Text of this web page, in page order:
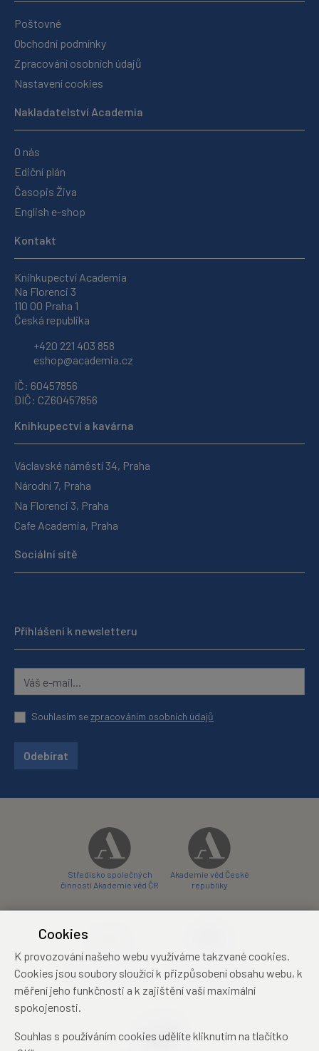
Poštovné
Obchodní podmínky
Zpracování osobních údajů
Nastavení cookies
Nakladatelství Academia
O nás
Ediční plán
Časopis Živa
English e-shop
Kontakt
Knihkupectví Academia
Na Florenci 3
110 00 Praha 1
Česká republika
+420 221 403 858
eshop@academia.cz
IČ: 60457856
DIČ: CZ60457856
Knihkupectví a kavárna
Václavské náměstí 34, Praha
Národní 7, Praha
Na Florenci 3, Praha
Cafe Academia, Praha
Sociální sítě
Přihlášení k newsletteru
Souhlasím sezpracováním osobních údajů
Odebírat
Středisko společných
činností Akademie věd ČR
Akademie věd České
republiky
konferenční centrum
Zámecký hotel Třešť
konferenční centrum
Cookies
K provozování našeho webu využíváme takzvané cookies.
Cookies jsou soubory sloužící k přizpůsobení obsahu webu, k
měření jeho funkčnosti a k zajištění vaší maximální
spokojenosti.
Souhlas s používáním cookies udělíte kliknutím na tlačítko